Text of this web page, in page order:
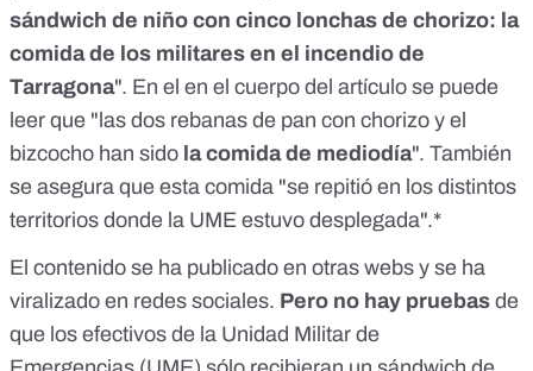
sándwich de niño con cinco lonchas de chorizo: la
comida de los militares en el incendio de
Tarragona". En el en el cuerpo del artículo se puede
leer que "las dos rebanas de pan con chorizo y el
bizcocho han sido la comida de mediodía". También
se asegura que esta comida "se repitió en los distintos
territorios donde la UME estuvo desplegada".*
El contenido se ha publicado en otras webs y se ha
viralizado en redes sociales. Pero no hay pruebas de
que los efectivos de la Unidad Militar de